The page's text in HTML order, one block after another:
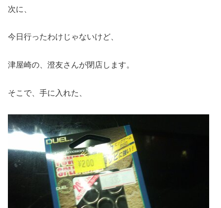
次に、
今日行ったわけじゃないけど、
津屋崎の、澄友さんが閉店します。
そこで、手に入れた、